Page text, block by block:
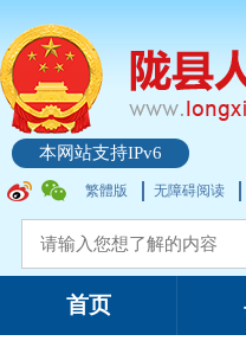
本网站支持IPv6
繁體版 无障碍阅读
首页